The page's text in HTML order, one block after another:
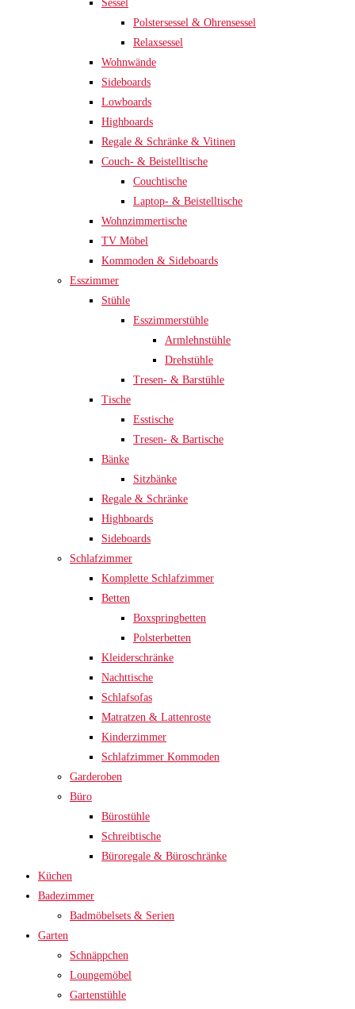
Sessel
Polstersessel & Ohrensessel
Relaxsessel
Wohnwände
Sideboards
Lowboards
Highboards
Regale & Schränke & Vitinen
Couch- & Beistelltische
Couchtische
Laptop- & Beistelltische
Wohnzimmertische
TV Möbel
Kommoden & Sideboards
Esszimmer
Stühle
Esszimmerstühle
Armlehnstühle
Drehstühle
Tresen- & Barstühle
Tische
Esstische
Tresen- & Bartische
Bänke
Sitzbänke
Regale & Schränke
Highboards
Sideboards
Schlafzimmer
Komplette Schlafzimmer
Betten
Boxspringbetten
Polsterbetten
Kleiderschränke
Nachttische
Schlafsofas
Matratzen & Lattenroste
Kinderzimmer
Schlafzimmer Kommoden
Garderoben
Büro
Bürostühle
Schreibtische
Büroregale & Büroschränke
Küchen
Badezimmer
Badmöbelsets & Serien
Garten
Schnäppchen
Loungemöbel
Gartenstühle